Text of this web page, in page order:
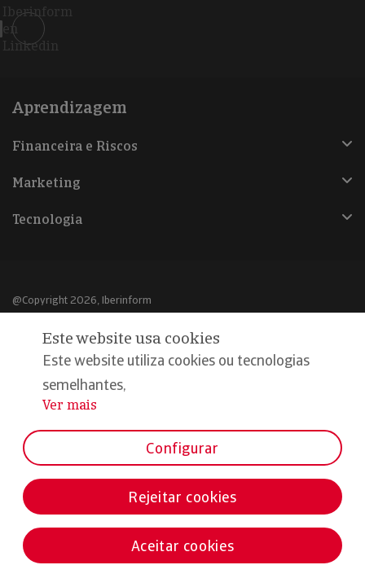
Iberinform
en
Linkedin
Aprendizagem
Financeira e Riscos
Marketing
Tecnologia
@Copyright 2026, Iberinform
Aviso legal
Política de cookies
Declaração de privacidade
Este website usa cookies
Este website utiliza cookies ou tecnologias
semelhantes,
...
Ver mais
Configurar
Rejeitar cookies
Aceitar cookies